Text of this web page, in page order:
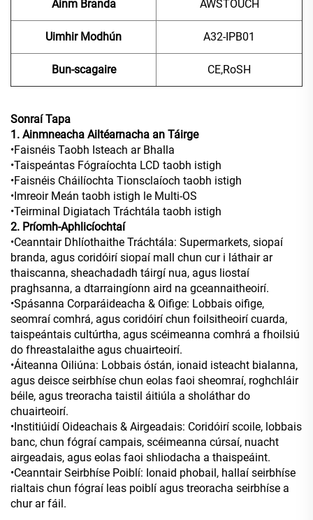
Ainm Branda AWSTOUCH
Uimhir Modhún A32-IPB01
Bun-scagaire CE,RoSH
Sonraí Tapa
1. Ainmneacha Ailtéarnacha an Táirge
•Faisnéis Taobh Isteach ar Bhalla
•Taispeántas Fógraíochta LCD taobh istigh
•Faisnéis Cháilíochta Tionsclaíoch taobh istigh
•Imreoir Meán taobh istigh le Multi-OS
•Teirminal Digiatach Tráchtála taobh istigh
2. Príomh-Aphlicíochtaí
•Ceanntair Dhlíothaithe Tráchtála: Supermarkets, siopaí
branda, agus coridóirí siopaí mall chun cur i láthair ar
thaiscanna, sheachadadh táirgí nua, agus liostaí
praghsanna, a dtarraingíonn aird na gceannaitheoirí.
•Spásanna Corparáideacha & Oifige: Lobbais oifige,
seomraí comhrá, agus coridóirí chun foilsitheoirí cuarda,
taispeántais cultúrtha, agus scéimeanna comhrá a fhoilsiú
do fhreastalaithe agus chuairteoirí.
•Áiteanna Oiliúna: Lobbais óstán, ionaid isteacht bialanna,
agus deisce seirbhíse chun eolas faoi sheomraí, roghchláir
béile, agus treoracha taistil áitiúla a sholáthar do
chuairteoirí.
•Institiúidí Oideachais & Airgeadais: Coridóirí scoile, lobbais
banc, chun fógraí campais, scéimeanna cúrsaí, nuacht
airgeadais, agus eolas faoi shliodacha a thaispeáint.
•Ceanntair Seirbhíse Poiblí: Ionaid phobail, hallaí seirbhíse
rialtais chun fógraí leas poiblí agus treoracha seirbhíse a
chur ar fáil.